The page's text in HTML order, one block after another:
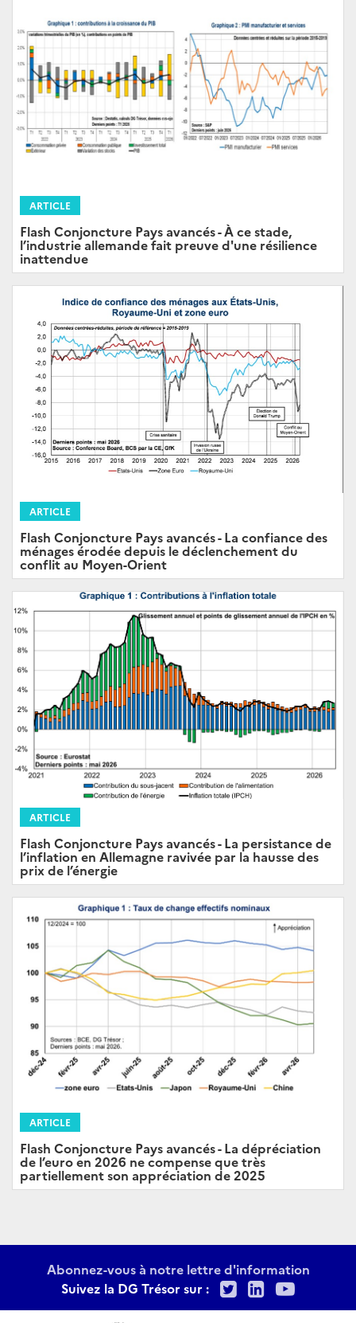
ARTICLE
Flash Conjoncture Pays avancés - À ce stade,
l’industrie allemande fait preuve d'une résilience
inattendue
ARTICLE
Flash Conjoncture Pays avancés - La confiance des
ménages érodée depuis le déclenchement du
conflit au Moyen-Orient
ARTICLE
Flash Conjoncture Pays avancés - La persistance de
l’inflation en Allemagne ravivée par la hausse des
prix de l’énergie
ARTICLE
Flash Conjoncture Pays avancés - La dépréciation
de l’euro en 2026 ne compense que très
partiellement son appréciation de 2025
Abonnez-vous à notre lettre d'information
Suivez la DG Trésor sur :
TwitterLinkedIn